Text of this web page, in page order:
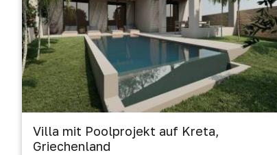
Villa mit Poolprojekt auf Kreta,
Griechenland